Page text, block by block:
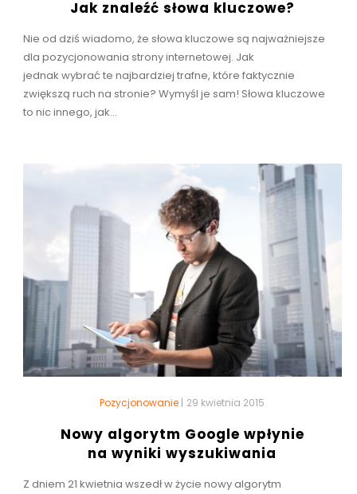
Jak znaleźć słowa kluczowe?
Nie od dziś wiadomo, że słowa kluczowe są najważniejsze
dla pozycjonowania strony internetowej. Jak
jednak wybrać te najbardziej trafne, które faktycznie
zwiększą ruch na stronie? Wymyśl je sam! Słowa kluczowe
to nic innego, jak...
Pozycjonowanie | 29 kwietnia 2015
Nowy algorytm Google wpłynie
na wyniki wyszukiwania
Z dniem 21 kwietnia wszedł w życie nowy algorytm